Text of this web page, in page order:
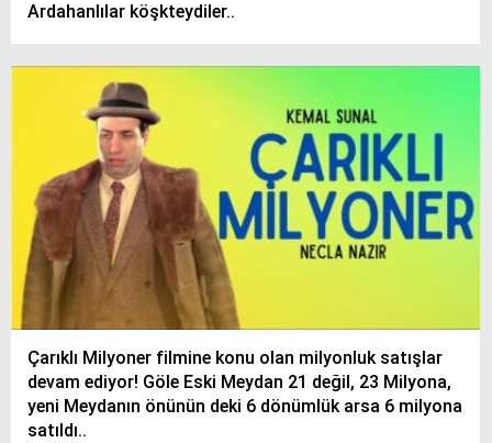
Ardahanlılar köşkteydiler..
Çarıklı Milyoner filmine konu olan milyonluk satışlar
devam ediyor! Göle Eski Meydan 21 değil, 23 Milyona,
yeni Meydanın önünün deki 6 dönümlük arsa 6 milyona
satıldı..